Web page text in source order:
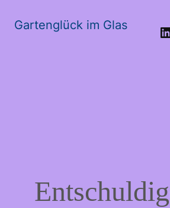
Gartenglück im Glas